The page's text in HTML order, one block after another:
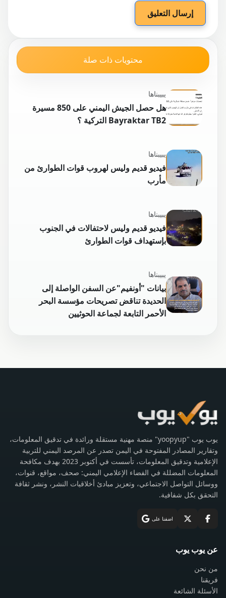
إرسال التعليق
محتويات ذات صلة
يبيبناها
هل حصل الجيش اليمني على 850 مسيرة
Bayraktar TB2 التركية ؟
يبيبناها
فيديو قديم وليس لهروب قوات الطوارئ من
مأرب
يبيبناها
فيديو قديم وليس لاحتفالات في الجنوب
بإستهداف قوات الطوارئ
يبيبناها
بيانات "أونفيم"عن السفن الواصلة إلى
الحديدة تناقض تصريحات مؤسسة البحر
الأحمر التابعة لجماعة الحوثيين
يوب يوب "yoopyup" منصة مهنية مستقلة ورائدة في تدقيق المعلومات،
وتقارير المصادر المفتوحة في اليمن تصدر عن المرصد اليمني للتربية
الإعلامية وتدقيق المعلومات، تأسست في أكتوبر 2023 بهدف مكافحة
المعلومات المضللة في الفضاء الإعلامي اليمني: صحف، مواقع، قنوات،
ووسائل التواصل الاجتماعي، وتعزيز مبادئ أخلاقيات النشر، ونشر ثقافة
التحقق بكل شفافية.
اضفنا على
عن يوب يوب
من نحن
فريقنا
الأسئلة الشائعة